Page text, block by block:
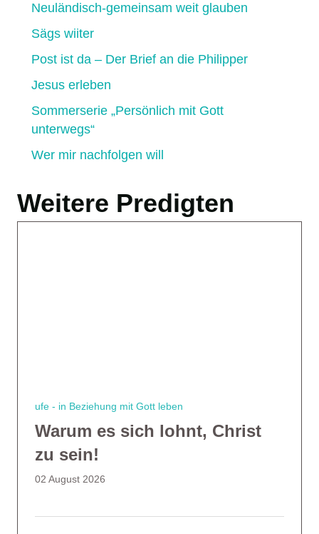
Neuländisch-gemeinsam weit glauben
Sägs wiiter
Post ist da – Der Brief an die Philipper
Jesus erleben
Sommerserie „Persönlich mit Gott
unterwegs“
Wer mir nachfolgen will
Weitere Predigten
ufe - in Beziehung mit Gott leben
Warum es sich lohnt, Christ
zu sein!
02 August 2026